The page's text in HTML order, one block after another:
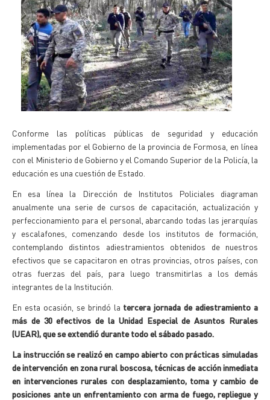
Conforme las políticas públicas de seguridad y educación
implementadas por el Gobierno de la provincia de Formosa, en línea
con el Ministerio de Gobierno y el Comando Superior de la Policía, la
educación es una cuestión de Estado.
En esa línea la Dirección de Institutos Policiales diagraman
anualmente una serie de cursos de capacitación, actualización y
perfeccionamiento para el personal, abarcando todas las jerarquías
y escalafones, comenzando desde los institutos de formación,
contemplando distintos adiestramientos obtenidos de nuestros
efectivos que se capacitaron en otras provincias, otros países, con
otras fuerzas del país, para luego transmitirlas a los demás
integrantes de la Institución.
En esta ocasión, se brindó la tercera jornada de adiestramiento a
más de 30 efectivos de la Unidad Especial de Asuntos Rurales
(UEAR), que se extendió durante todo el sábado pasado.
La instrucción se realizó en campo abierto con prácticas simuladas
de intervención en zona rural boscosa, técnicas de acción inmediata
en intervenciones rurales con desplazamiento, toma y cambio de
posiciones ante un enfrentamiento con arma de fuego, repliegue y